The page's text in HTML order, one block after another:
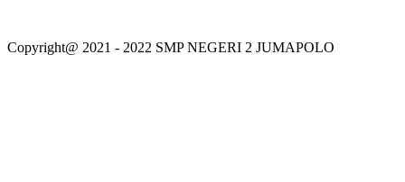
Copyright@ 2021 - 2022 SMP NEGERI 2 JUMAPOLO